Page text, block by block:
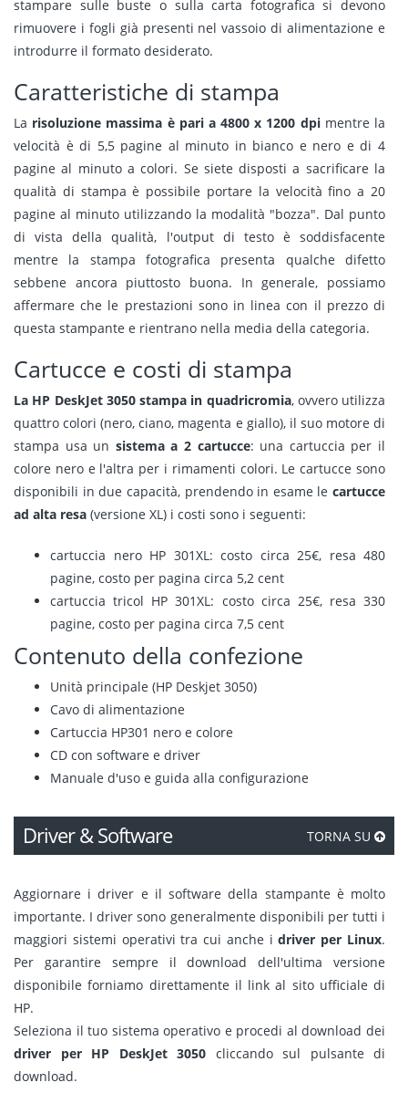
stampare sulle buste o sulla carta fotografica si devono
rimuovere i fogli già presenti nel vassoio di alimentazione e
introdurre il formato desiderato.
Caratteristiche di stampa
La risoluzione massima è pari a 4800 x 1200 dpimentre la
velocità è di 5,5 pagine al minuto in bianco e nero e di 4
pagine al minuto a colori. Se siete disposti a sacrificare la
qualità di stampa è possibile portare la velocità fino a 20
pagine al minuto utilizzando la modalità "bozza". Dal punto
di vista della qualità, l'output di testo è soddisfacente
mentre la stampa fotografica presenta qualche difetto
sebbene ancora piuttosto buona. In generale, possiamo
affermare che le prestazioni sono in linea con il prezzo di
questa stampante e rientrano nella media della categoria.
Cartucce e costi di stampa
La HP DeskJet 3050 stampa in quadricromia, ovvero utilizza
quattro colori (nero, ciano, magenta e giallo), il suo motore di
stampa usa un sistema a 2 cartucce: una cartuccia per il
colore nero e l'altra per i rimamenti colori. Le cartucce sono
disponibili in due capacità, prendendo in esame le cartucce
ad alta resa (versione XL) i costi sono i seguenti:
cartuccia nero HP 301XL: costo circa 25€, resa 480
pagine, costo per pagina circa 5,2 cent
cartuccia tricol HP 301XL: costo circa 25€, resa 330
pagine, costo per pagina circa 7,5 cent
Contenuto della confezione
Unità principale (HP Deskjet 3050)
Cavo di alimentazione
Cartuccia HP301 nero e colore
CD con software e driver
Manuale d'uso e guida alla configurazione
Driver & Software TORNA SU
Aggiornare i driver e il software della stampante è molto
importante. I driver sono generalmente disponibili per tutti i
maggiori sistemi operativi tra cui anche idriver per Linux.
Per garantire sempre il download dell'ultima versione
disponibile forniamo direttamente il link al sito ufficiale di
HP.
Seleziona il tuo sistema operativo e procedi al download dei
driver per HP DeskJet 3050 cliccando sul pulsante di
download.